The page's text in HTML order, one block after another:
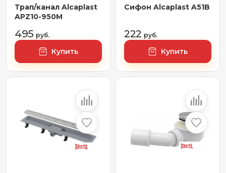
Трап/канал Alcaplast
APZ10-950M
495 руб.
Купить
Сифон Alcaplast A51B
222 руб.
Купить